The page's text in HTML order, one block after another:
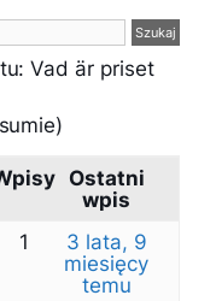
Vad är priset
Ostatni
wpis
1
3 lata, 9
miesięcy
temu